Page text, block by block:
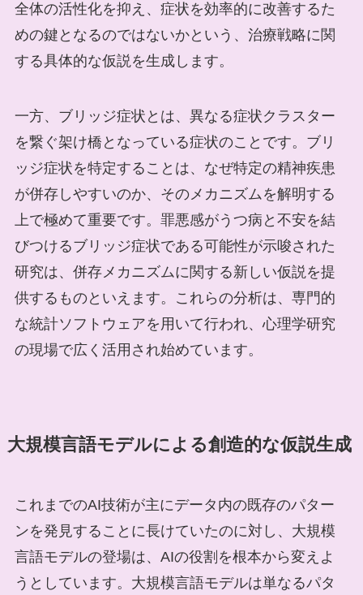
全体の活性化を抑え、症状を効率的に改善するた
めの鍵となるのではないかという、治療戦略に関
する具体的な仮説を生成します。
一方、ブリッジ症状とは、異なる症状クラスター
を繋ぐ架け橋となっている症状のことです。ブリ
ッジ症状を特定することは、なぜ特定の精神疾患
が併存しやすいのか、そのメカニズムを解明する
上で極めて重要です。罪悪感がうつ病と不安を結
びつけるブリッジ症状である可能性が示唆された
研究は、併存メカニズムに関する新しい仮説を提
供するものといえます。これらの分析は、専門的
な統計ソフトウェアを用いて行われ、心理学研究
の現場で広く活用され始めています。
大規模言語モデルによる創造的な仮説生成
これまでのAI技術が主にデータ内の既存のパター
ンを発見することに長けていたのに対し、大規模
言語モデルの登場は、AIの役割を根本から変えよ
うとしています。大規模言語モデルは単なるパタ